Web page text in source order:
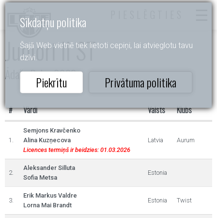
Sīkdatņu politika
Šajā Web vietnē tiek lietoti cepiņi, lai atvieglotu tavu
dzīvi.
Piekrītu Privātuma politika
Juniori II ST
Ādažu Balva 2023
# Vārdi Valsts Klubs
1.
Semjons Kravčenko
Alina Kuzņecova
Licences termiņš ir beidzies: 01.03.2026
Latvia Aurum
2.
Aleksander Silluta
Sofia Metsa
Estonia
3.
Erik Markus Valdre
Lorna Mai Brandt
Estonia Twist